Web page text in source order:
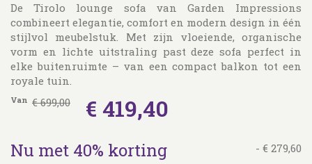
De Tirolo lounge sofa van Garden Impressions
combineert elegantie, comfort en modern design in één
stijlvol meubelstuk. Met zijn vloeiende, organische
vorm en lichte uitstraling past deze sofa perfect in
elke buitenruimte – van een compact balkon tot een
royale tuin.
Van € 699,00 € 419,40
Nu met 40% korting - € 279,60